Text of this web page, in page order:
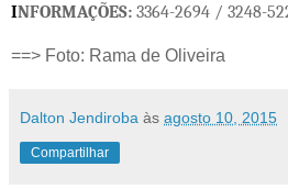
INFORMAÇÕES: 3364-2694 / 3248-
==> Foto: Rama de Oliveira
Dalton Jendiroba às agosto 10, 2015
Compartilhar